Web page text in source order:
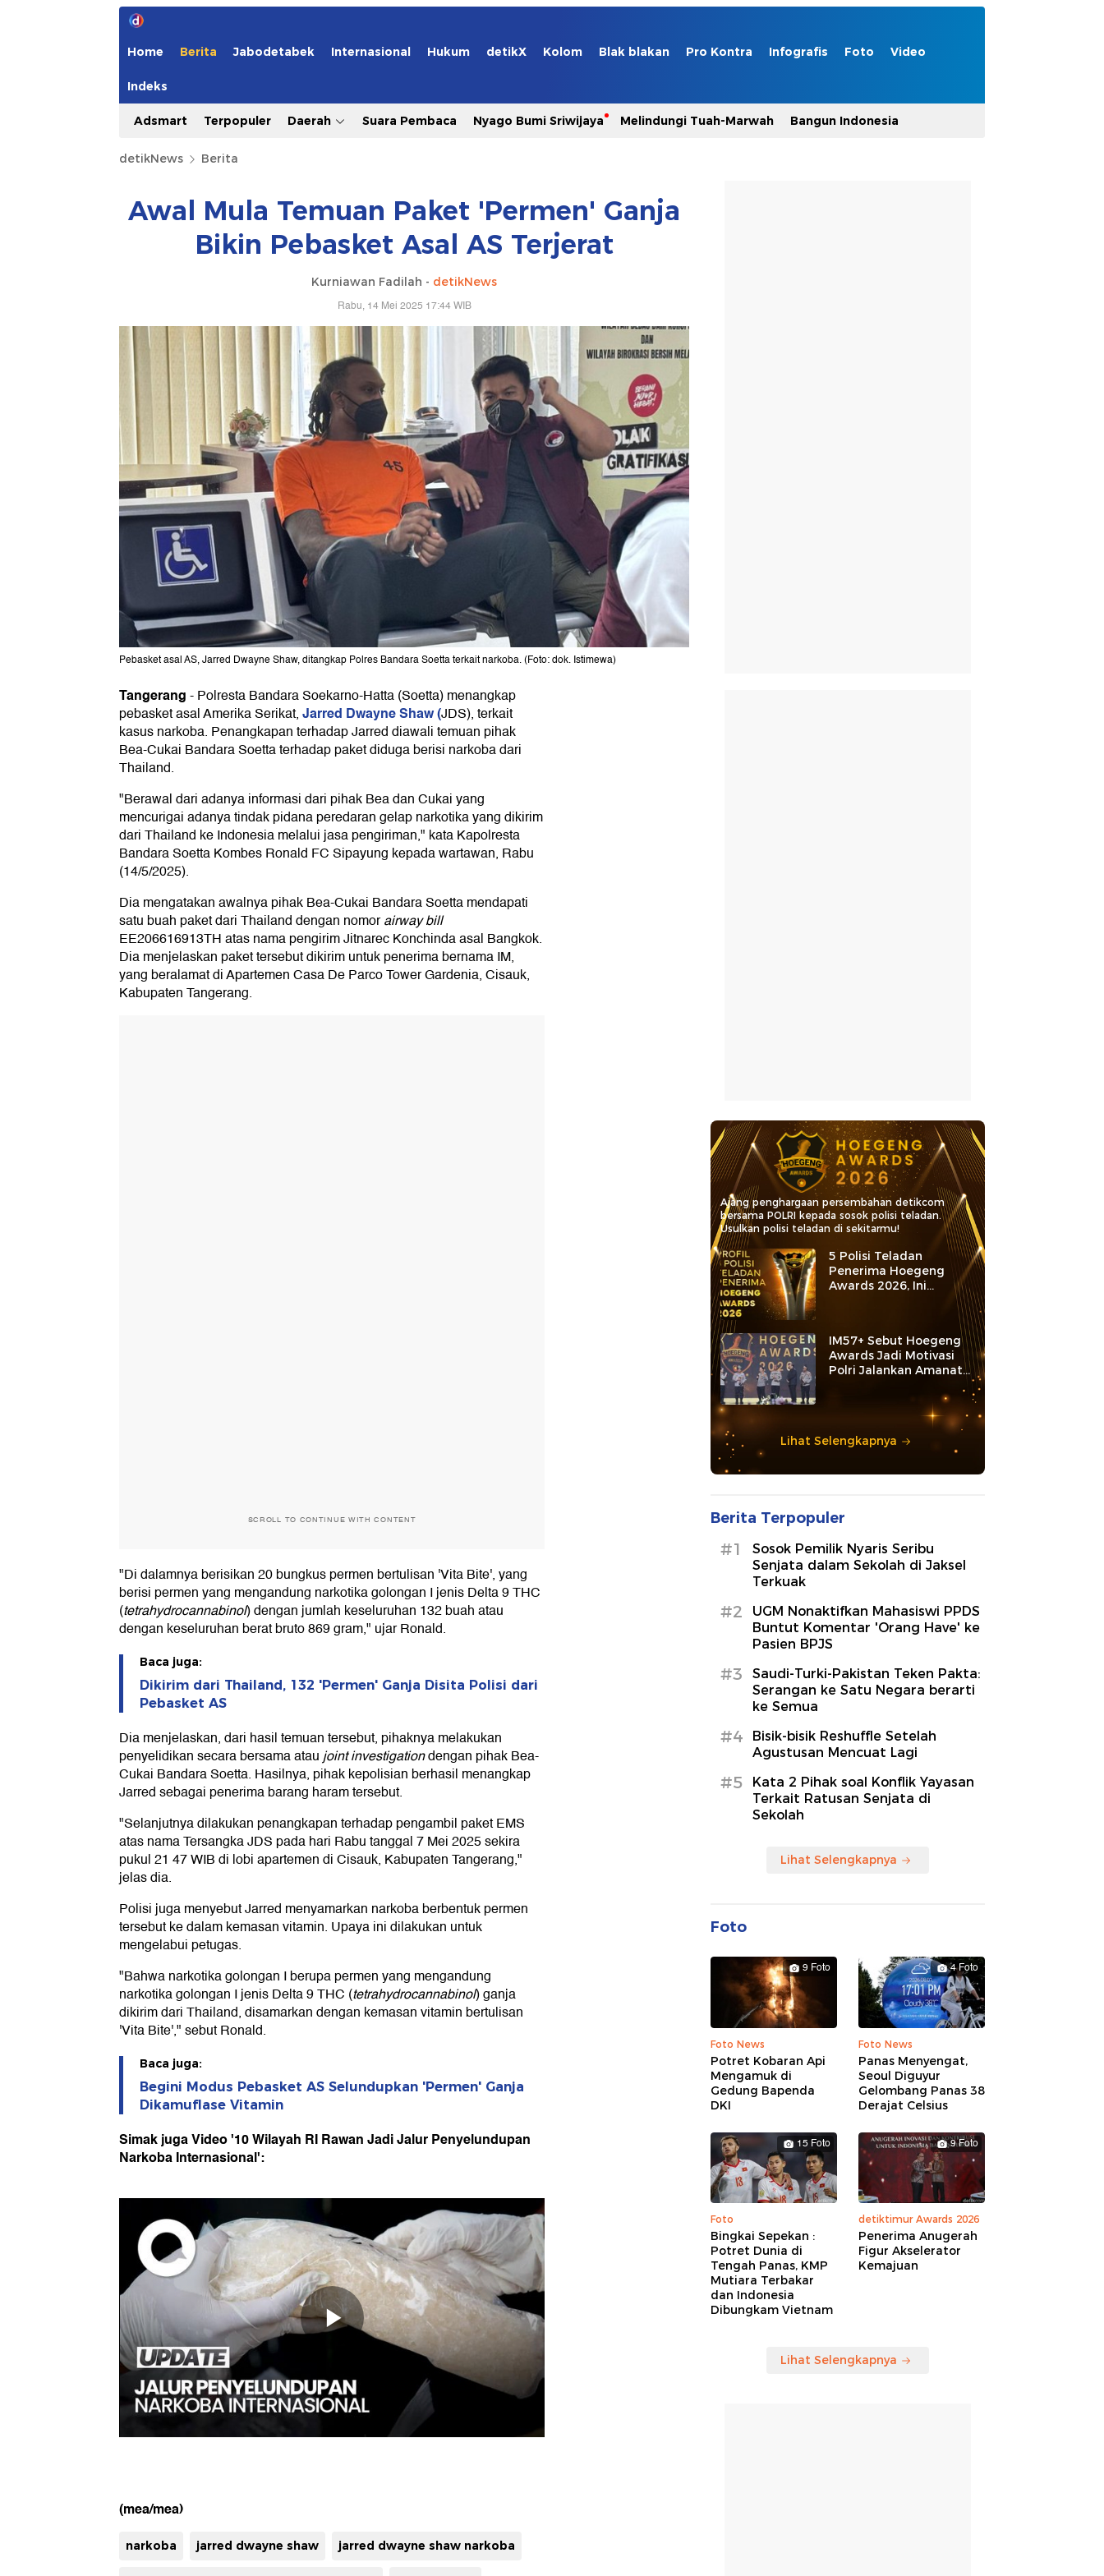
Home Berita Jabodetabek Internasional Hukum detikX Kolom Blak blakan Pro Kontra Infografis Foto Video
Indeks
Adsmart Terpopuler Daerah Suara Pembaca Nyago Bumi Sriwijaya Melindungi Tuah-Marwah Bangun Indonesia
detikNews Berita
Awal Mula Temuan Paket 'Permen' Ganja
Bikin Pebasket Asal AS Terjerat
Kurniawan Fadilah - detikNews
Rabu, 14 Mei 2025 17:44 WIB
Pebasket asal AS, Jarred Dwayne Shaw, ditangkap Polres Bandara Soetta terkait narkoba. (Foto: dok. Istimewa)
Tangerang-Polresta Bandara Soekarno-Hatta (Soetta) menangkap
pebasket asal Amerika Serikat,Jarred Dwayne Shaw (JDS), terkait
kasus narkoba. Penangkapan terhadap Jarred diawali temuan pihak
Bea-Cukai Bandara Soetta terhadap paket diduga berisi narkoba dari
Thailand.
"Berawal dari adanya informasi dari pihak Bea dan Cukai yang
mencurigai adanya tindak pidana peredaran gelap narkotika yang dikirim
dari Thailand ke Indonesia melalui jasa pengiriman," kata Kapolresta
Bandara Soetta Kombes Ronald FC Sipayung kepada wartawan, Rabu
(14/5/2025).
Dia mengatakan awalnya pihak Bea-Cukai Bandara Soetta mendapati
satu buah paket dari Thailand dengan nomorairway bill
EE206616913TH atas nama pengirim Jitnarec Konchinda asal Bangkok.
Dia menjelaskan paket tersebut dikirim untuk penerima bernama IM,
yang beralamat di Apartemen Casa De Parco Tower Gardenia, Cisauk,
Kabupaten Tangerang.
SCROLL TO CONTINUE WITH CONTENT
"Di dalamnya berisikan 20 bungkus permen bertulisan 'Vita Bite', yang
berisi permen yang mengandung narkotika golongan I jenis Delta 9 THC
(tetrahydrocannabinol) dengan jumlah keseluruhan 132 buah atau
dengan keseluruhan berat bruto 869 gram," ujar Ronald.
Baca juga:
Dikirim dari Thailand, 132 'Permen' Ganja Disita Polisi dari
Pebasket AS
Dia menjelaskan, dari hasil temuan tersebut, pihaknya melakukan
penyelidikan secara bersama ataujoint investigationdengan pihak Bea-
Cukai Bandara Soetta. Hasilnya, pihak kepolisian berhasil menangkap
Jarred sebagai penerima barang haram tersebut.
"Selanjutnya dilakukan penangkapan terhadap pengambil paket EMS
atas nama Tersangka JDS pada hari Rabu tanggal 7 Mei 2025 sekira
pukul 21 47 WIB di lobi apartemen di Cisauk, Kabupaten Tangerang,"
jelas dia.
Polisi juga menyebut Jarred menyamarkan narkoba berbentuk permen
tersebut ke dalam kemasan vitamin. Upaya ini dilakukan untuk
mengelabui petugas.
"Bahwa narkotika golongan I berupa permen yang mengandung
narkotika golongan I jenis Delta 9 THC (tetrahydrocannabinol) ganja
dikirim dari Thailand, disamarkan dengan kemasan vitamin bertulisan
'Vita Bite'," sebut Ronald.
Baca juga:
Begini Modus Pebasket AS Selundupkan 'Permen' Ganja
Dikamuflase Vitamin
Simak juga Video '10 Wilayah RI Rawan Jadi Jalur Penyelundupan
Narkoba Internasional':
(mea/mea)
narkoba jarred dwayne shaw jarred dwayne shaw narkoba
Ajang penghargaan persembahan detikcom
bersama POLRI kepada sosok polisi teladan.
Usulkan polisi teladan di sekitarmu!
5 Polisi Teladan
Penerima Hoegeng
Awards 2026, Ini
Kategori dan Kiprahnya
IM57+ Sebut Hoegeng
Awards Jadi Motivasi
Polri Jalankan Amanat
Lihat Selengkapnya
Berita Terpopuler
#1
Sosok Pemilik Nyaris Seribu
Senjata dalam Sekolah di Jaksel
Terkuak
#2
UGM Nonaktifkan Mahasiswi PPDS
Buntut Komentar 'Orang Have' ke
Pasien BPJS
#3
Saudi-Turki-Pakistan Teken Pakta:
Serangan ke Satu Negara berarti
ke Semua
#4
Bisik-bisik Reshuffle Setelah
Agustusan Mencuat Lagi
#5
Kata 2 Pihak soal Konflik Yayasan
Terkait Ratusan Senjata di
Sekolah
Lihat Selengkapnya
Foto
9 Foto
Foto News
Potret Kobaran Api
Mengamuk di
Gedung Bapenda
DKI
4 Foto
Foto News
Panas Menyengat,
Seoul Diguyur
Gelombang Panas 38
Derajat Celsius
15 Foto
Foto
Bingkai Sepekan :
Potret Dunia di
Tengah Panas, KMP
Mutiara Terbakar
dan Indonesia
Dibungkam Vietnam
9 Foto
detiktimur Awards 2026
Penerima Anugerah
Figur Akselerator
Kemajuan
Lihat Selengkapnya